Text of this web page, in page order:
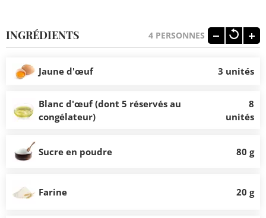
INGRÉDIENTS 4 PERSONNES
Jaune d'œuf 3 unités
Blanc d'œuf (dont 5 réservés au
congélateur)
8
unités
Sucre en poudre 80 g
Farine 20 g